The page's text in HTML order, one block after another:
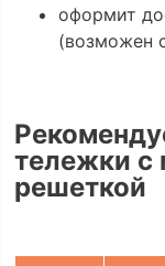
оформит
(возможен
тележки с
решеткой